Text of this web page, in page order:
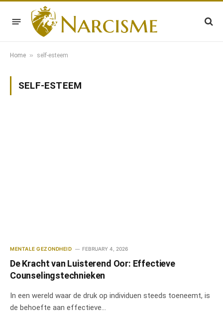
Home » self-esteem
SELF-ESTEEM
MENTALE GEZONDHEID FEBRUARY 4, 2026
De Kracht van Luisterend Oor: Effectieve
Counselingstechnieken
In een wereld waar de druk op individuen steeds toeneemt, is
de behoefte aan effectieve…